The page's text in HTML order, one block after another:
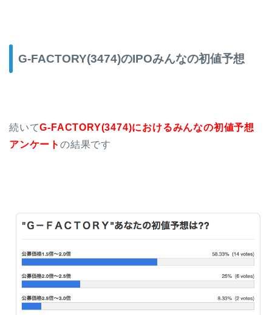
G-FACTORY(3474)のIPOみんなの初値予想
続いてG-FACTORY(3474)におけるみんなの初値予想
アンケート の結果です